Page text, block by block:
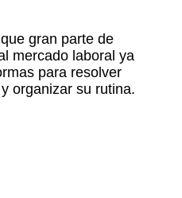
gran parte de
mercado laboral ya
para resolver
organizar su rutina.